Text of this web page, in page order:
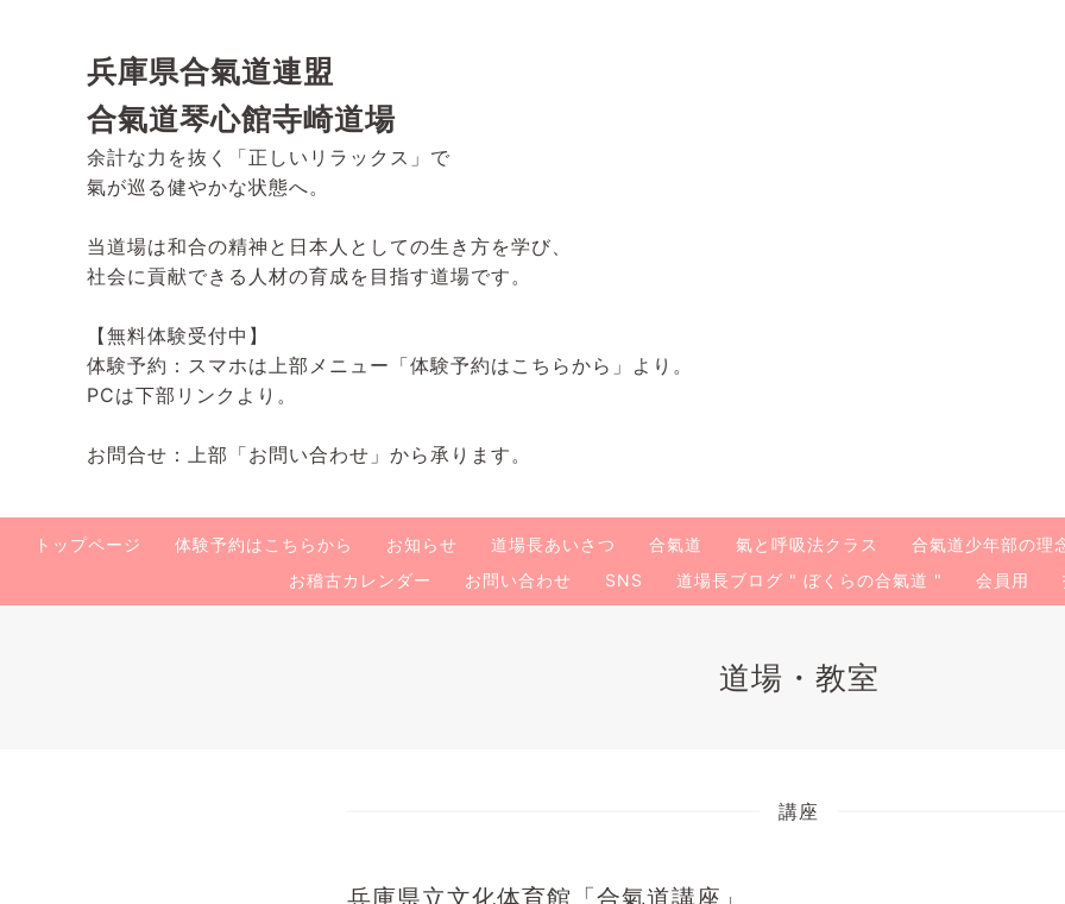
兵庫県合氣道連盟
合氣道琴心館寺崎道場
余計な力を抜く「正しいリラックス」で
氣が巡る健やかな状態へ。
当道場は和合の精神と日本人としての生き方を学び、
社会に貢献できる人材の育成を目指す道場です。
【無料体験受付中】
体験予約：スマホは上部メニュー「体験予約はこちらから」より。
PCは下部リンクより。
お問合せ：上部「お問い合わせ」から承ります。
トップページ 体験予約はこちらから お知らせ 道場長あいさつ 合氣道 氣と呼吸法クラス 合氣道少年部の理
お稽古カレンダー
お問い合わせ SNS 道場長ブログ " ぼくらの合氣道 " 会員用
道場・教室
講座
兵庫県立文化体育館「合氣道講座」